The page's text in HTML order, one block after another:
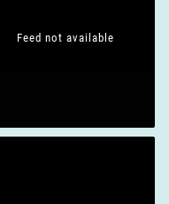
Feed not available